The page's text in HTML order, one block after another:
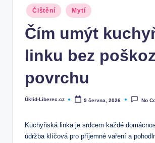
Posted
in
Čištění Mytí
Čím umýt
linku bez
povrchu
Posted
Úklid-Liberec.cz 9 června, 2026 No
Kuchyňská linka je srdcem každé
údržba klíčová pro příjemné vaření a